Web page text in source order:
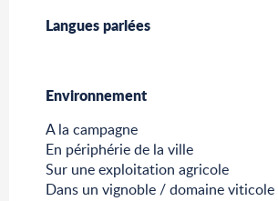
Langues parlées
Langues parlées
Environnement
Environnement
A la campagne
En périphérie de la ville
Sur une exploitation agricole
Dans un vignoble / domaine viticole